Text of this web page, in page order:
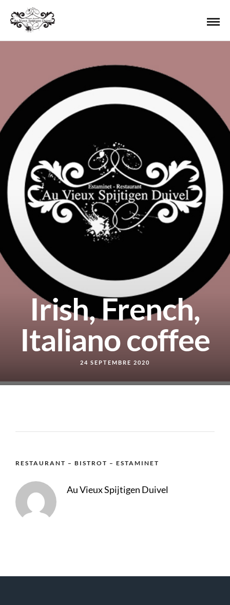
Irish, French,
Italiano coffee
24 SEPTEMBRE 2020
RESTAURANT – BISTROT – ESTAMINET
Au Vieux Spijtigen Duivel